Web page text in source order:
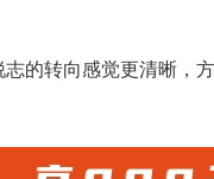
的转向感觉更清晰，